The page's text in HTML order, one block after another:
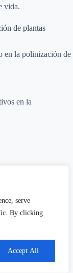
serve
By clicking
Accept All
vida.
de plantas
en la polinización de
en la